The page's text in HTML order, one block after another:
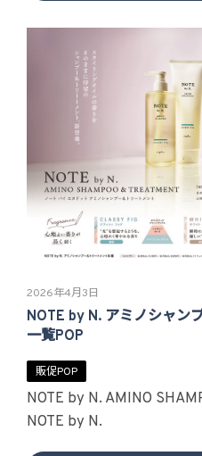
2026年4月3日
NOTE by N. アミノシャン
一覧POP
販促POP
NOTE by N. AMINO
NOTE by N.